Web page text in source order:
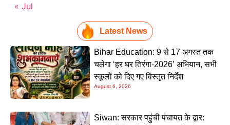
« Jul
Latest News
Bihar Education: 9 से 17 अगस्त तक
चलेगा ‘हर घर तिरंगा-2026’ अभियान, सभी
स्कूलों को दिए गए विस्तृत निर्देश
August 6, 2026
Siwan: सरकार पहुंची पंचायत के द्वार: